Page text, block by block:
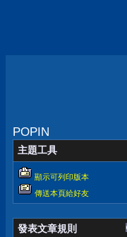
POPIN
主題工具
顯示可列印版本
傳送本頁給好友
發表文章規則